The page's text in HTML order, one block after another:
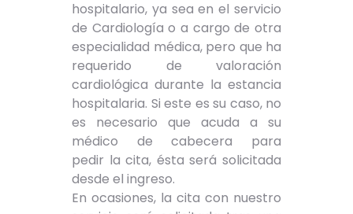
hospitalario, ya sea en el servicio
de Cardiología o a cargo de otra
especialidad médica, pero que ha
requerido de valoración
cardiológica durante la estancia
hospitalaria. Si este es su caso, no
es necesario que acuda a su
médico de cabecera para
pedir la cita, ésta será solicitada
desde el ingreso.
En ocasiones, la cita con nuestro